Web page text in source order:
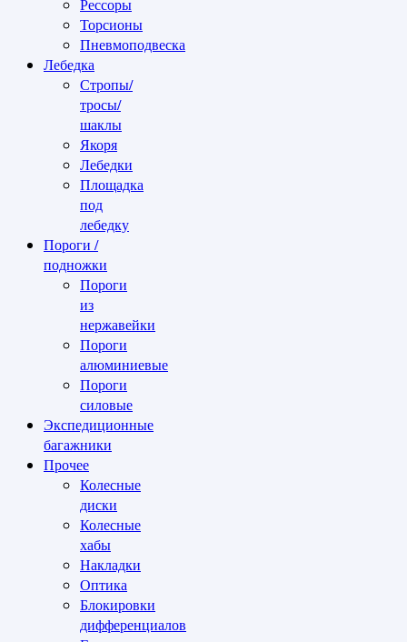
Рессоры
Торсионы
Пневмоподвеска
Лебедка
Стропы/
тросы/
шаклы
Якоря
Лебедки
Площадка
под
лебедку
Пороги /
подножки
Пороги
из
нержавейки
Пороги
алюминиевые
Пороги
силовые
Экспедиционные
багажники
Прочее
Колесные
диски
Колесные
хабы
Накладки
Оптика
Блокировки
дифференциалов